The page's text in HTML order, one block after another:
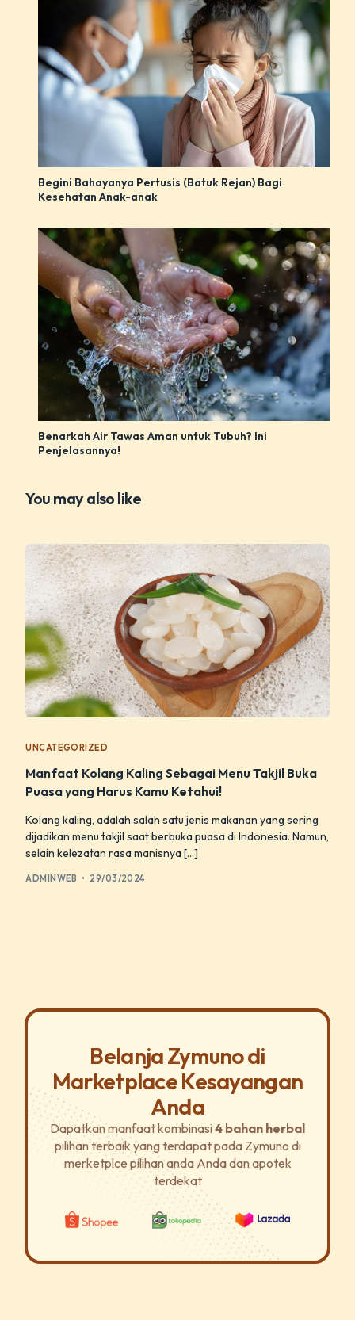
Begini Bahayanya Pertusis (Batuk Rejan) Bagi
Kesehatan Anak-anak
Benarkah Air Tawas Aman untuk Tubuh? Ini
Penjelasannya!
You may also like
UNCATEGORIZED
Manfaat Kolang Kaling Sebagai Menu Takjil Buka
Puasa yang Harus Kamu Ketahui!
Kolang kaling, adalah salah satu jenis makanan yang sering
dijadikan menu takjil saat berbuka puasa di Indonesia. Namun,
selain kelezatan rasa manisnya […]
ADMINWEB 29/03/2024
Belanja Zymuno di
Marketplace Kesayangan
Anda
Dapatkan manfaat kombinasi 4 bahan herbal
pilihan terbaik yang terdapat pada Zymuno di
merketplce pilihan anda Anda dan apotek
terdekat